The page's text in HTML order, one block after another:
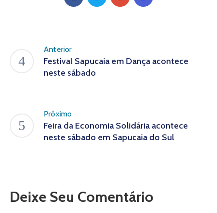
Anterior
Festival Sapucaia em Dança acontece
neste sábado
Próximo
Feira da Economia Solidária acontece
neste sábado em Sapucaia do Sul
Deixe Seu Comentário